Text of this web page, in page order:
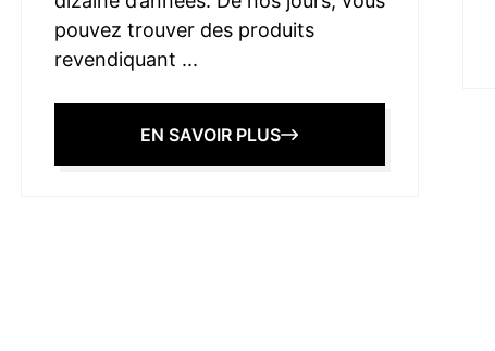
pouvez trouver des produits
revendiquant ...
EN SAVOIR PLUS